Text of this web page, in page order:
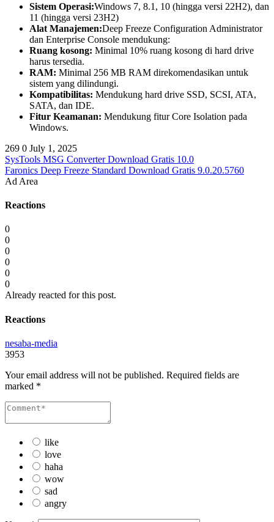
Sistem Operasi:Windows 7, 8.1, 10 (hingga versi 22H2), dan
11 (hingga versi 23H2)
Alat Manajemen:Deep Freeze Configuration Administrator
dan Enterprise Console mendukung:
Ruang kosong: Minimal 10% ruang kosong di hard drive
harus tersedia.
RAM: Minimal 256 MB RAM direkomendasikan untuk
sistem yang dilindungi.
Kompatibilitas: Mendukung hard drive SSD, SCSI, ATA,
SATA, dan IDE.
Fitur Keamanan: Mendukung fitur Core Isolation pada
Windows.
269 0 July 1, 2025
SysTools MSG Converter Download Gratis 10.0
Faronics Deep Freeze Standard Download Gratis 9.0.20.5760
Ad Area
Reactions
0
0
0
0
0
0
Already reacted for this post.
Reactions
nesaba-media
3953
Your email address will not be published. Required fields are
marked *
like
love
haha
wow
sad
angry